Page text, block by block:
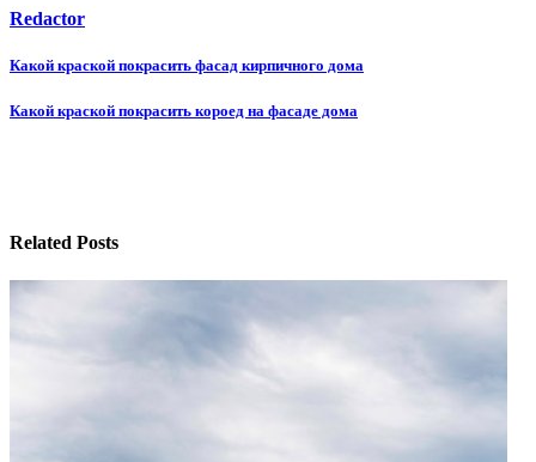
Redactor
Навигация
по
Какой краской покрасить фасад кирпичного дома
Какой краской покрасить короед на фасаде дома
Related Posts